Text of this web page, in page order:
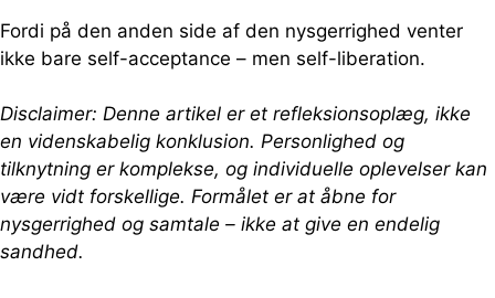
Fordi på den anden side af den nysgerrighed venter
ikke bare self-acceptance – men self-liberation.
Disclaimer: Denne artikel er et refleksionsoplæg, ikke
en videnskabelig konklusion. Personlighed og
tilknytning er komplekse, og individuelle oplevelser kan
være vidt forskellige. Formålet er at åbne for
nysgerrighed og samtale – ikke at give en endelig
sandhed.